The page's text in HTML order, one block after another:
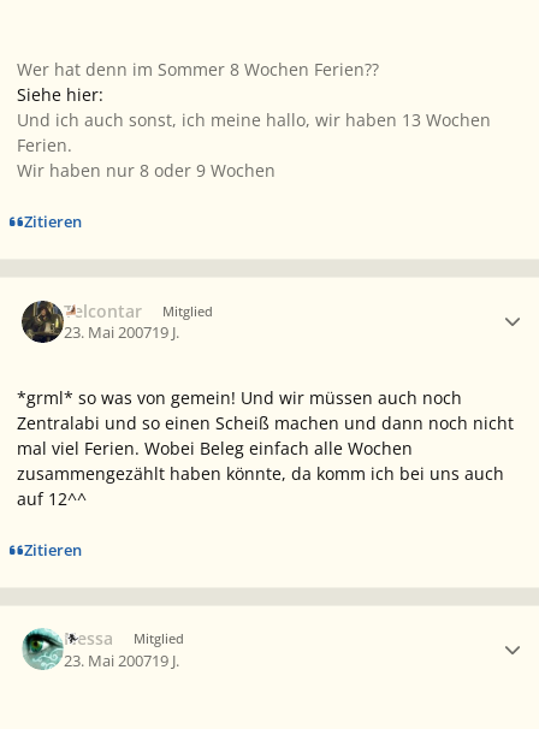
Wer hat denn im Sommer 8 Wochen Ferien??
Siehe hier:
Und ich auch sonst, ich meine hallo, wir haben 13 Wochen
Ferien.
Wir haben nur 8 oder 9 Wochen
Zitieren
Telcontar Mitglied
23. Mai 200719 J.
*grml* so was von gemein! Und wir müssen auch noch
Zentralabi und so einen Scheiß machen und dann noch nicht
mal viel Ferien. Wobei Beleg einfach alle Wochen
zusammengezählt haben könnte, da komm ich bei uns auch
auf 12^^
Zitieren
Nessa Mitglied
23. Mai 200719 J.